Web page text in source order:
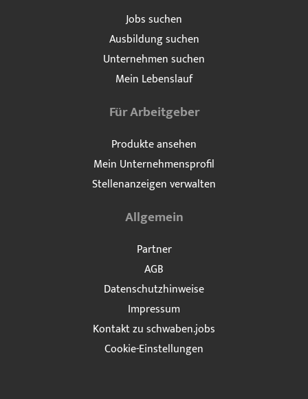
Jobs suchen
Ausbildung suchen
Unternehmen suchen
Mein Lebenslauf
Für Arbeitgeber
Produkte ansehen
Mein Unternehmensprofil
Stellenanzeigen verwalten
Allgemein
Partner
AGB
Datenschutzhinweise
Impressum
Kontakt zu schwaben.jobs
Cookie-Einstellungen